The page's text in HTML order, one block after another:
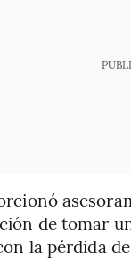
de tomar
la pérdida de